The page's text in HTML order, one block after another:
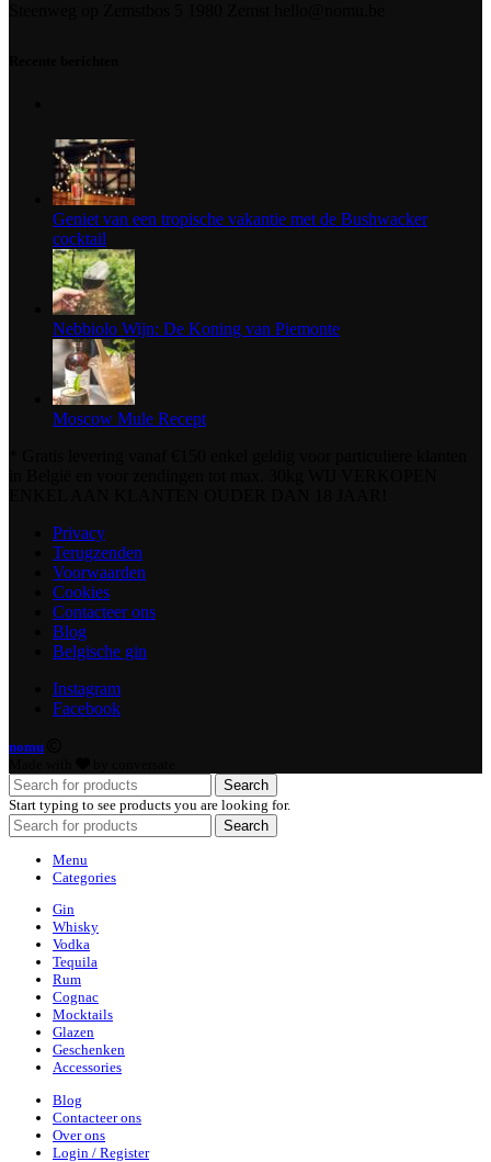
Geniet van een tropische vakantie met de Bushwacker
cocktail
Nebbiolo Wijn: De Koning van Piemonte
Moscow Mule Recept
Privacy
Terugzenden
Voorwaarden
Cookies
Contacteer ons
Blog
Belgische gin
Instagram
Facebook
nomu
Search
Start typing to see products you are looking for.
Search
Menu
Categories
Gin
Whisky
Vodka
Tequila
Rum
Cognac
Mocktails
Glazen
Geschenken
Accessories
Blog
Contacteer ons
Over ons
Login / Register